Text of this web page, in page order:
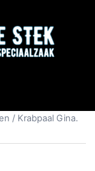
/ Krabpaal Gina.